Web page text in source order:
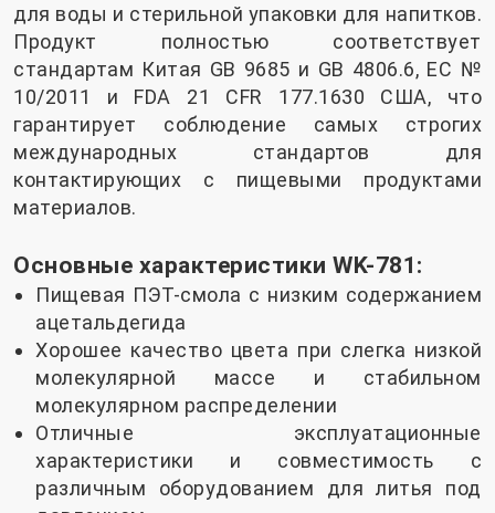
для воды и стерильной упаковки для напитков.
Продукт полностью соответствует
стандартам Китая GB 9685 и GB 4806.6, ЕС №
10/2011 и FDA 21 CFR 177.1630 США, что
гарантирует соблюдение самых строгих
международных стандартов для
контактирующих с пищевыми продуктами
материалов.
Основные характеристики WK-781:
Пищевая ПЭТ-смола с низким содержанием
ацетальдегида
Хорошее качество цвета при слегка низкой
молекулярной массе и стабильном
молекулярном распределении
Отличные эксплуатационные
характеристики и совместимость с
различным оборудованием для литья под